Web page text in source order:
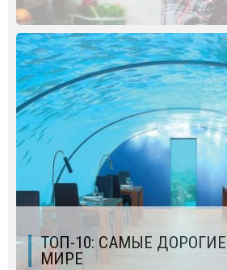
ТОП-10: САМЫЕ
МИРЕ